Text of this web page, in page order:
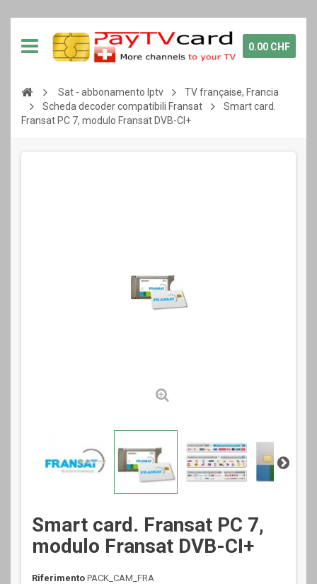
0.00 CHF
Sat - abbonamento Iptv
TV française, Francia
Scheda decoder compatibili Fransat
Smart card.
Fransat PC 7, modulo Fransat DVB-CI+
Smart card. Fransat PC 7,
modulo Fransat DVB-CI+
Riferimento PACK_CAM_FRA